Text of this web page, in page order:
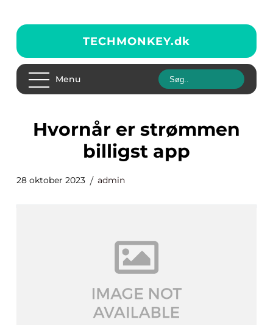
TECHMONKEY.dk
Menu
hvornår er strømmen
billigst app
28 oktober 2023 admin